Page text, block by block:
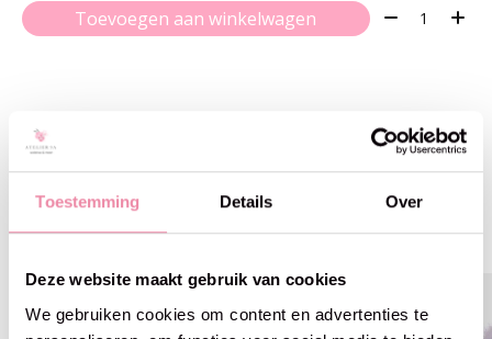
Toestemming Details Over
Deze website maakt gebruik van cookies
We gebruiken cookies om content en advertenties te
Toevoegen aan winkelwagen Aantal:
Gerelateerde producten
Carousel items